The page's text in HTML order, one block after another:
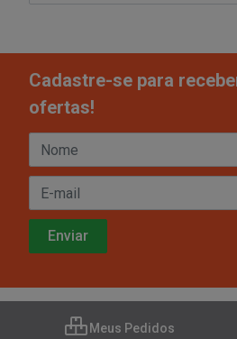
Cadastre-se para
ofertas!
Meus Pedidos